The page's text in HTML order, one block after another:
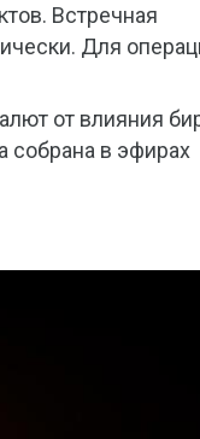
Встречная
Для
от влияния
собрана в эфирах